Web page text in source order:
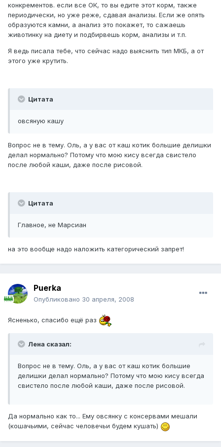
конкрементов. если все ОК, то вы едите этот корм, также
периодически, но уже реже, сдавая анализы. Если же опять
образуются камни, а анализ это покажет, то сажаешь
животинку на диету и подбирвешь корм, анализы и т.п.
Я ведь писала тебе, что сейчас надо выяснить тип МКБ, а от
этого уже крутить.
Цитата
овсяную кашу
Вопрос не в тему. Оль, а у вас от каш котик большие делишки
делал нормально? Потому что мою кису всегда свистело
после любой каши, даже после рисовой.
Цитата
Главное, не Марсиан
на это вообще надо наложить категорический запрет!
Puerka
Опубликовано 30 апреля, 2008
Ясненько, спасибо ещё раз
Лена сказал:
Вопрос не в тему. Оль, а у вас от каш котик большие
делишки делал нормально? Потому что мою кису всегда
свистело после любой каши, даже после рисовой.
Да нормально как то... Ему овсянку с консервами мешали
(кошачьими, сейчас человечьи будем кушать)